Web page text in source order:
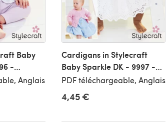
Baby
-
Anglais
Cardigans in Stylecraft
Baby Sparkle DK - 9997 -
Downloadable PDF
PDF téléchargeable, Anglais
4,45 €